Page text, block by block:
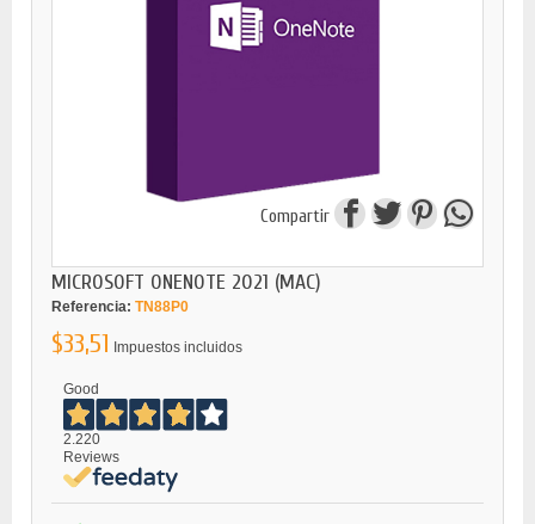
Compartir
MICROSOFT ONENOTE 2021 (MAC)
Referencia: TN88P0
$33,51 Impuestos incluidos
Good
2.220
Reviews